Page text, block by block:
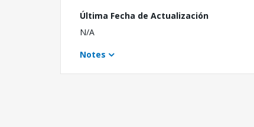
Última Fecha de Actualización
N/A
Notes